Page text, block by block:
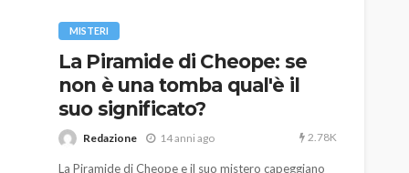
MISTERI
La Piramide di Cheope: se
non è una tomba qual'è il
suo significato?
Redazione 14 anni ago 2.78K
La Piramide di Cheope e il suo mistero capeggiano